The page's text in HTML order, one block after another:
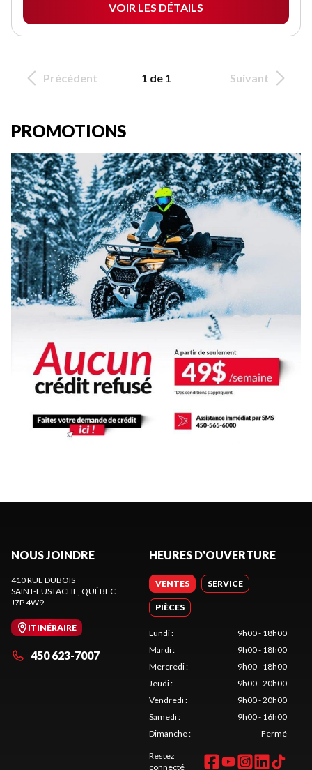
VOIR LES DÉTAILS
Précédent 1 de 1 Suivant
PROMOTIONS
NOUS JOINDRE
410 RUE DUBOIS
SAINT-EUSTACHE, QUÉBEC
J7P 4W9
ITINÉRAIRE
450 623-7007
HEURES D'OUVERTURE
VENTES SERVICE
PIÈCES
Lundi:
9h00 - 18h00
Mardi:
9h00 - 18h00
Mercredi:
9h00 - 18h00
Jeudi:
9h00 - 20h00
Vendredi:
9h00 - 20h00
Samedi:
9h00 - 16h00
Dimanche: Fermé
Restez
connecté